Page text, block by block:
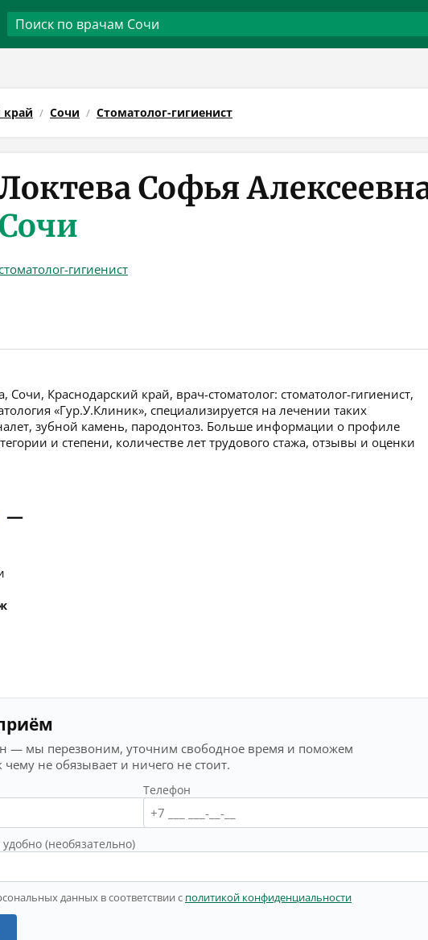
край Сочи Стоматолог-гигиенист
Софья
гигиенист
Сочи, Краснодарский край, врач-стоматолог: стоматолог-гигиенист,
«Гур.У.Клиник», специализируется на лечении таких
зубной камень, пародонтоз. Больше информации о профиле
и степени, количестве лет трудового стажа, отзывы и оценки
—
— мы перезвоним, уточним свободное время и поможем
чему не обязывает и ничего не стоит.
Телефон
(необязательно)
данных в соответствии с политикой конфиденциальности